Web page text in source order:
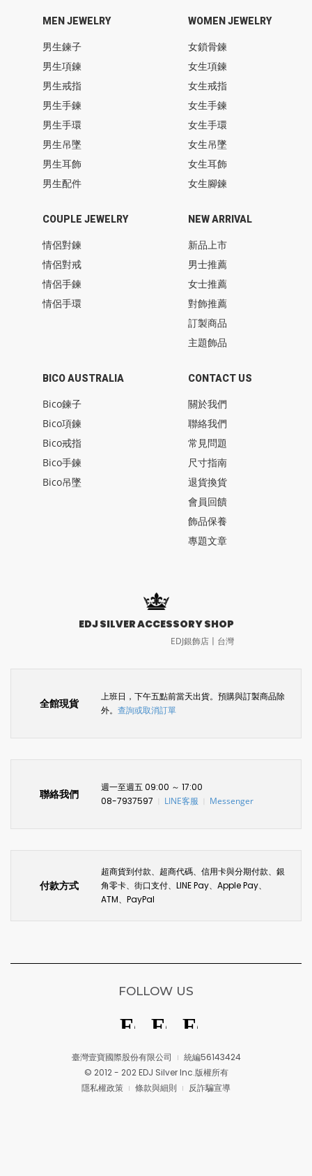
MEN JEWELRY
男生鍊子
男生項鍊
男生戒指
男生手鍊
男生手環
男生吊墜
男生耳飾
男生配件
WOMEN JEWELRY
女鎖骨鍊
女生項鍊
女生戒指
女生手鍊
女生手環
女生吊墜
女生耳飾
女生腳鍊
COUPLE JEWELRY
情侶對鍊
情侶對戒
情侶手鍊
情侶手環
BICO AUSTRALIA
Bico鍊子
Bico項鍊
Bico戒指
Bico手鍊
Bico吊墜
NEW ARRIVAL
新品上市
男士推薦
女士推薦
對飾推薦
訂製商品
主題飾品
CONTACT US
關於我們
聯絡我們
常見問題
尺寸指南
退貨換貨
會員回饋
飾品保養
專題文章
EDJ SILVER ACCESSORY SHOP
EDJ銀飾店〡台灣
全館現貨
上班日，下午五點前當天出貨。預購與訂製商品除
外。 查詢或取消訂單
聯絡我們
週一至週五 09:00 ～ 17:00
08-7937597
LINE客服 Messenger
付款方式
超商貨到付款、超商代碼、信用卡與分期付款、銀
角零卡、街口支付、LINE Pay、Apple Pay、
ATM、PayPal
臺灣壹寶國際股份有限公司
統編56143424
© 2012 - 202 EDJ Silver Inc.版權所有
隱私權政策
條款與細則 反詐騙宣導
FOLLOW US